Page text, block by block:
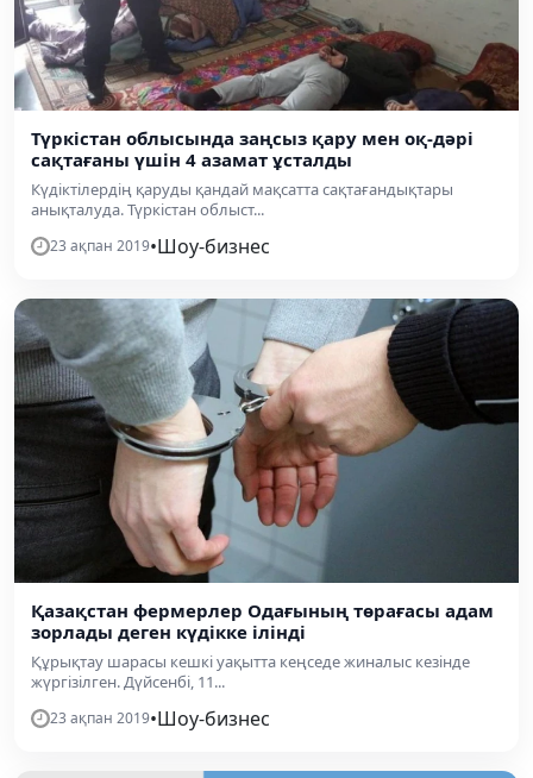
Түркістан облысында заңсыз қару мен оқ-дәрі
сақтағаны үшін 4 азамат ұсталды
Күдіктілердің қаруды қандай мақсатта сақтағандықтары
анықталуда. Түркістан облыст...
23 ақпан 2019•Шоу-бизнес
Қазақстан фермерлер Одағының төрағасы адам
зорлады деген күдікке ілінді
Құрықтау шарасы кешкі уақытта кеңседе жиналыс кезінде
жүргізілген. Дүйсенбі, 11...
23 ақпан 2019•Шоу-бизнес